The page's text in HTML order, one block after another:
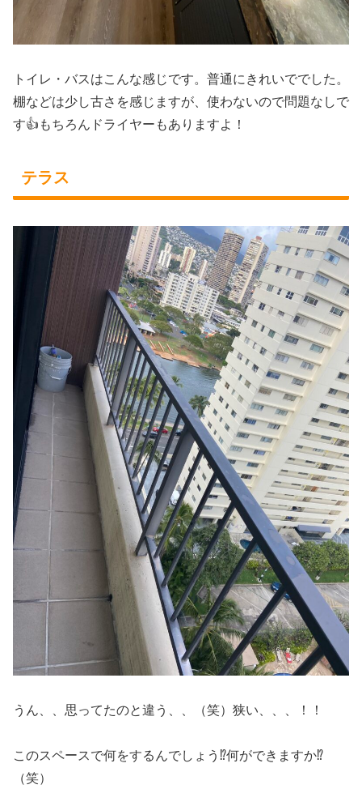
トイレ・バスはこんな感じです。普通にきれいででした。
棚などは少し古さを感じますが、使わないので問題なしで
す👍もちろんドライヤーもありますよ！
テラス
うん、、思ってたのと違う、、（笑）狭い、、、！！
このスペースで何をするんでしょう⁉何ができますか⁉
（笑）